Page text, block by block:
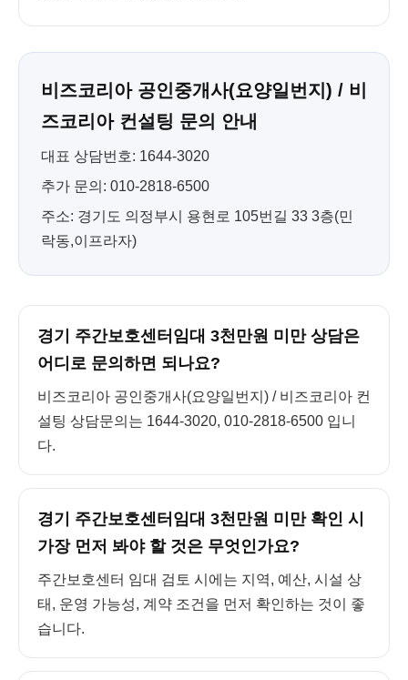
비즈코리아 공인중개사(요양일번지) / 비
즈코리아 컨설팅 문의 안내
대표 상담번호: 1644-3020
추가 문의: 010-2818-6500
주소: 경기도 의정부시 용현로 105번길 33 3층(민
락동,이프라자)
경기 주간보호센터임대 3천만원 미만 상담은
어디로 문의하면 되나요?
비즈코리아 공인중개사(요양일번지) / 비즈코리아 컨
설팅 상담문의는 1644-3020, 010-2818-6500 입니
다.
경기 주간보호센터임대 3천만원 미만 확인 시
가장 먼저 봐야 할 것은 무엇인가요?
주간보호센터 임대 검토 시에는 지역, 예산, 시설 상
태, 운영 가능성, 계약 조건을 먼저 확인하는 것이 좋
습니다.